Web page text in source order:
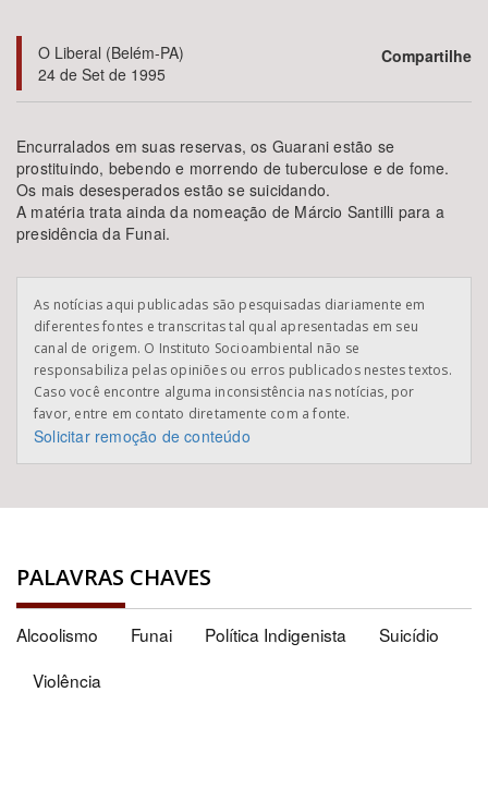
Área de Levantamento
O Liberal (Belém-PA)
24 de Set de 1995
Compartilhe
Encurralados em suas reservas, os Guarani estão se
prostituindo, bebendo e morrendo de tuberculose e de fome.
Os mais desesperados estão se suicidando.
A matéria trata ainda da nomeação de Márcio Santilli para a
presidência da Funai.
As notícias aqui publicadas são pesquisadas diariamente em
diferentes fontes e transcritas tal qual apresentadas em seu
canal de origem. O Instituto Socioambiental não se
responsabiliza pelas opiniões ou erros publicados nestes textos.
Caso você encontre alguma inconsistência nas notícias, por
favor, entre em contato diretamente com a fonte.
Solicitar remoção de conteúdo
PALAVRAS CHAVES
Alcoolismo Funai Política Indigenista
Suicídio
Violência